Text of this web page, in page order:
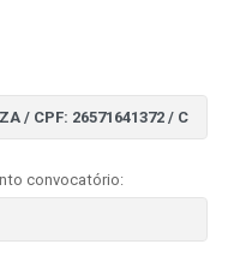
convocatório: